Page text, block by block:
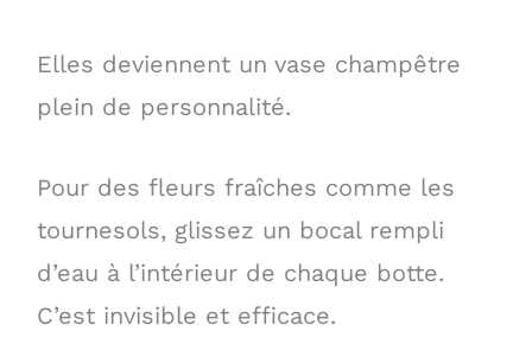
Elles deviennent un vase champêtre
plein de personnalité.
Pour des fleurs fraîches comme les
tournesols, glissez un bocal rempli
d’eau à l’intérieur de chaque botte.
C’est invisible et efficace.